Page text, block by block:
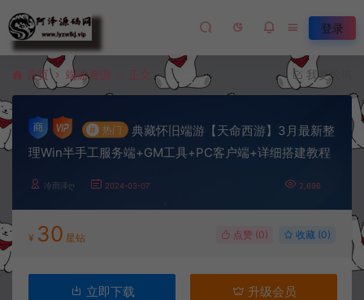
登录
首页 端游资源 正文 我要投稿
# 热门
典藏怀旧端游【天命西游】3月最新整
理Win半手工服务端+GM工具+PC客户端+详细搭建教程
冷雨泽ღ 2024-03-07 2,696
¥ 30 星钻 点赞 (0) 收藏 (0)
立即下载 升级会员